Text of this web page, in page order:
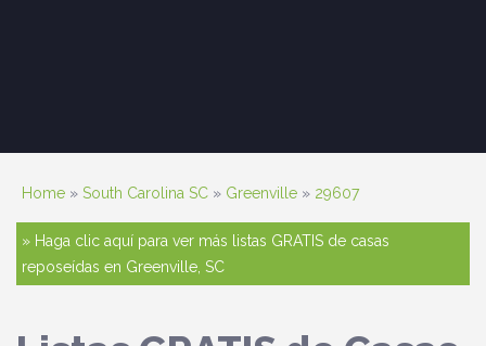
Home » South Carolina SC » Greenville » 29607
» Haga clic aquí para ver más listas GRATIS de casas
reposeídas en Greenville, SC